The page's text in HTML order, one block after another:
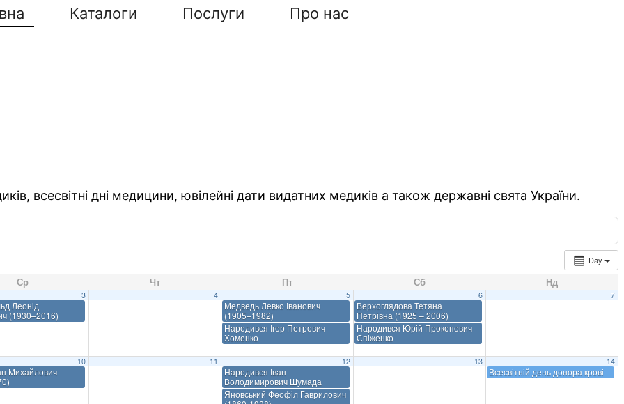
Каталоги Послуги Про нас
всесвітні дні медицини, ювілейні дати видатних медиків а також державні свята України.
Day
Ср Чт Пт Сб Нд
3
Леонід
(1930–2016)
4 5
Медведь Левко Іванович
(1905–1982)
Народився Ігор Петрович
Хоменко
6
Верхоглядова Тетяна
Петрівна (1925 – 2006)
Народився Юрій Прокопович
Спіженко
7
10
Михайлович
11 12
Народився Іван
Володимирович Шумада
Яновський Феофіл Гаврилович
13 14
Всесвітній день донора крові